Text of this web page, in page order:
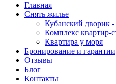
Главная
Снять жилье
Кубанский дворик
Комплекс квартир-
Квартира у моря
Бронирование и гарантии
Отзывы
Блог
Контакты